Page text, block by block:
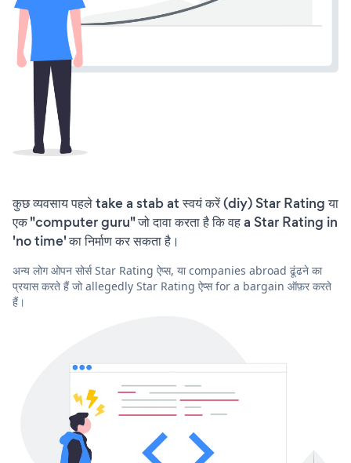
कुछ व्यवसाय पहले take a stab at स्वयं करें (diy) Star Rating या
एक "computer guru" जो दावा करता है कि वह a Star Rating in
'no time' का निर्माण कर सकता है।
अन्य लोग ओपन सोर्स Star Rating ऐप्स, या companies abroad ढूंढने का
प्रयास करते हैं जो allegedly Star Rating ऐप्स for a bargain ऑफ़र करते
हैं।